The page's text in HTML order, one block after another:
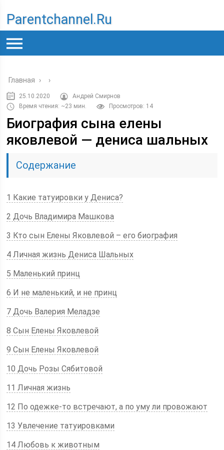
Parentchannel.ru
Главная › ›
25.10.2020
Андрей Смирнов
Время чтения: ~23 мин.
Просмотров: 14
Биография сына елены
яковлевой — дениса шальных
Содержание
1 Какие татуировки у Дениса?
2 Дочь Владимира Машкова
3 Кто сын Елены Яковлевой – его биография
4 Личная жизнь Дениса Шальных
5 Маленький принц
6 И не маленький, и не принц
7 Дочь Валерия Меладзе
8 Сын Елены Яковлевой
9 Сын Елены Яковлевой
10 Дочь Розы Сябитовой
11 Личная жизнь
12 По одежке-то встречают, а по уму ли провожают
13 Увлечение татуировками
14 Любовь к животным